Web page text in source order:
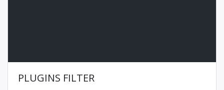
PLUGINS FILTER